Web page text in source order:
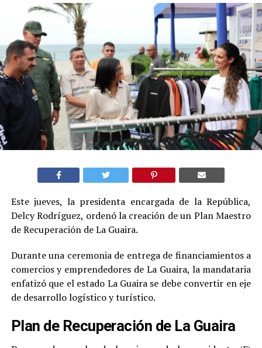
Este jueves, la presidenta encargada de la República,
Delcy Rodríguez, ordenó la creación de un Plan Maestro
de Recuperación de La Guaira.
Durante una ceremonia de entrega de financiamientos a
comercios y emprendedores de La Guaira, la mandataria
enfatizó que el estado La Guaira se debe convertir en eje
de desarrollo logístico y turístico.
Plan de Recuperación de La Guaira